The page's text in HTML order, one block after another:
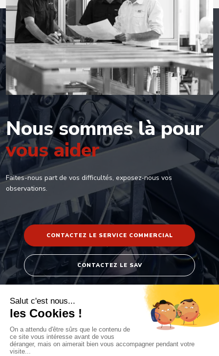
Nous sommeslà pour
vous aider
Faites-nous part de vos difficultés, exposez-nous vos
observations.
CONTACTEZ LE SERVICE COMMERCIAL
CONTACTEZ LE SAV
271 rue Laszlo Biro - ArchParc